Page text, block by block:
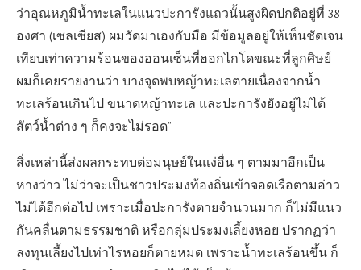
ว่าอุณหภูมิน้ำทะเลในแนวปะการังแถวนั้นสูงผิดปกติอยู่ที่ 38
องศา (เซลเซียส) ผมวัดมาเองกับมือ มีข้อมูลอยู่ให้เห็นชัดเจน
เทียบเท่าความร้อนของออนเซ็นที่ฮอกไกโดขณะที่ลูกศิษย์
ผมก็เคยรายงานว่า บางจุดพบหญ้าทะเลตายเนื่องจากน้ำ
ทะเลร้อนเกินไป ขนาดหญ้าทะเล และปะการังยังอยู่ไม่ได้
สัตว์น้ำต่าง ๆ ก็คงจะไม่รอด”
สิ่งเหล่านี้ส่งผลกระทบต่อมนุษย์ในแง่อื่น ๆ ตามมาอีกเป็น
หางว่าว ไม่ว่าจะเป็นชาวประมงท้องถิ่นเข้าจอดเรือตามอ่าว
ไม่ได้อีกต่อไป เพราะเมื่อปะการังตายจำนวนมาก ก็ไม่มีแนว
กันคลื่นตามธรรมชาติ หรือกลุ่มประมงเลี้ยงหอย ปรากฏว่า
ลงทุนเลี้ยงไปเท่าไรหอยก็ตายหมด เพราะน้ำทะเลร้อนขึ้น ก็